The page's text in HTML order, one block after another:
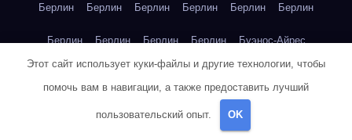
Берлин Берлин Берлин Берлин Берлин Берлин
Берлин Берлин Берлин Берлин Буэнос-Айрес
Буэнос-Айрес Буэнос-Айрес Буэнос-Айрес
Буэнос-Айрес
Этот сайт использует куки-файлы и другие технологии, чтобы
помочь вам в навигации, а также предоставить лучший
пользовательский опыт. OK